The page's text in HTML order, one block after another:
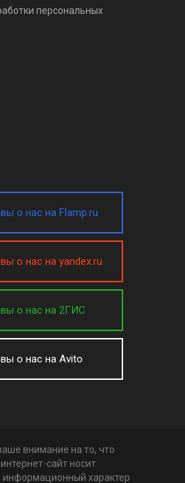
персональных
о нас на Flamp.ru
о нас на yandex.ru
о нас на 2ГИС
о нас на Avito
внимание на то, что
сайт носит
информационный характер